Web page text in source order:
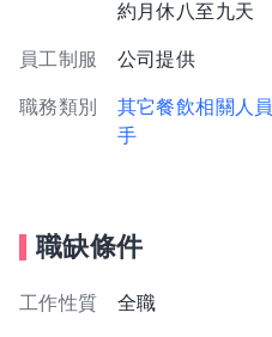
約月休八至九天
員工制服 公司提供
職務類別 其它餐飲相關人員
手
職缺條件
工作性質 全職